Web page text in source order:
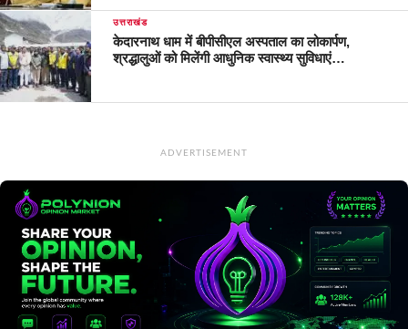
उत्तराखंड
केदारनाथ धाम में बीपीसीएल अस्पताल का लोकार्पण,
श्रद्धालुओं को मिलेंगी आधुनिक स्वास्थ्य सुविधाएं…
ADVERTISEMENT